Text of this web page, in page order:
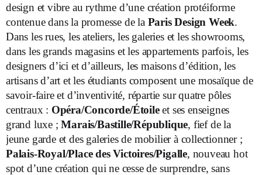
design et vibre au rythme d’une création protéiforme
contenue dans la promesse de la Paris Design Week.
Dans les rues, les ateliers, les galeries et les showrooms,
dans les grands magasins et les appartements parfois, les
designers d’ici et d’ailleurs, les maisons d’édition, les
artisans d’art et les étudiants composent une mosaïque de
savoir-faire et d’inventivité, répartie sur quatre pôles
centraux : Opéra/Concorde/Étoileet ses enseignes
grand luxe ;Marais/Bastille/République, fief de la
jeune garde et des galeries de mobilier à collectionner ;
Palais-Royal/Place des Victoires/Pigalle, nouveau hot
spot d’une création qui ne cesse de surprendre, sans